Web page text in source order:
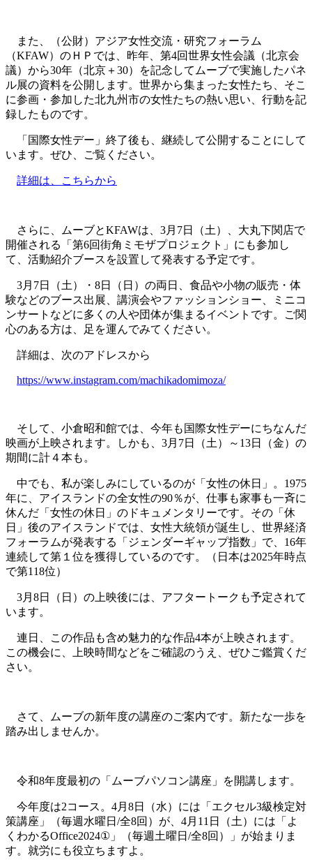
また、（公財）アジア女性交流・研究フォーラム
（KFAW）のＨＰでは、昨年、第4回世界女性会議（北京会
議）から30年（北京＋30）を記念してムーブで実施したパネ
ル展の資料を公開します。世界から集まった女性たち、そこ
に参画・参加した北九州市の女性たちの熱い思い、行動を記
録したものです。
「国際女性デー」終了後も、継続して公開することにして
います。ぜひ、ご覧ください。
詳細は、こちらから
さらに、ムーブとKFAWは、3月7日（土）、大丸下関店で
開催される「第6回街角ミモザプロジェクト」にも参加し
て、活動紹介ブースを設置して発表する予定です。
3月7日（土）・8日（日）の両日、食品や小物の販売・体
験などのブース出展、講演会やファッションショー、ミニコ
ンサートなどに多くの人や団体が集まるイベントです。ご関
心のある方は、足を運んでみてください。
詳細は、次のアドレスから
https://www.instagram.com/machikadomimoza/
そして、小倉昭和館では、今年も国際女性デーにちなんだ
映画が上映されます。しかも、3月7日（土）～13日（金）の
期間に計４本も。
中でも、私が楽しみにしているのが「女性の休日」。1975
年に、アイスランドの全女性の90％が、仕事も家事も一斉に
休んだ「女性の休日」のドキュメンタリーです。その「休
日」後のアイスランドでは、女性大統領が誕生し、世界経済
フォーラムが発表する「ジェンダーギャップ指数」で、16年
連続して第１位を獲得しているのです。（日本は2025年時点
で第118位）
3月8日（日）の上映後には、アフタートークも予定されて
います。
連日、この作品も含め魅力的な作品4本が上映されます。
この機会に、上映時間などをご確認のうえ、ぜひご鑑賞くだ
さい。
さて、ムーブの新年度の講座のご案内です。新たな一歩を
踏み出しませんか。
令和8年度最初の「ムーブパソコン講座」を開講します。
今年度は2コース。4月8日（水）には「エクセル3級検定対
策講座」（毎週水曜日/全8回）が、4月11日（土）には「よ
くわかるOffice2024①」（毎週土曜日/全8回）」が始まりま
す。就労にも役立ちますよ。